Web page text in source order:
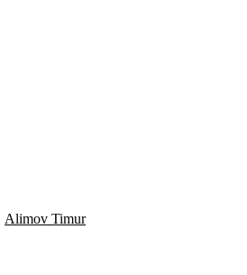
Alimov Timur